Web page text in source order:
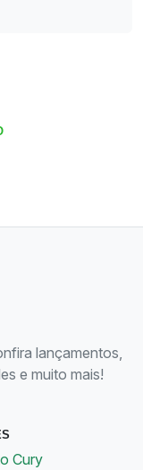
lançamentos,
e muito mais!
Cury